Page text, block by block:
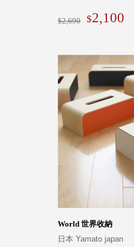
2,690 2,100
World 世界收納
日本 Yamato japan